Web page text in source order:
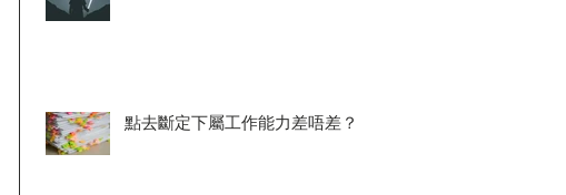
點去斷定下屬工作能力差唔差？